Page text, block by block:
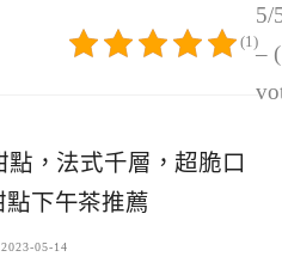
5/
–
(1)
點，法式千層，超脆口
下午茶推薦
2023-05-14